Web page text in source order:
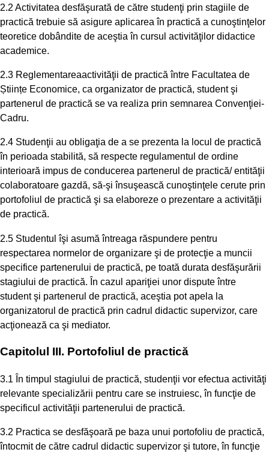
2.2 Activitatea desfăşurată de către studenţi prin stagiile de
practică trebuie să asigure aplicarea în practică a cunoştinţelor
teoretice dobândite de aceştia în cursul activităţilor didactice
academice.
2.3 Reglementareaactivităţii de practică între Facultatea de
Științe Economice, ca organizator de practică, student şi
partenerul de practică se va realiza prin semnarea Convenţiei-
Cadru.
2.4 Studenţii au obligaţia de a se prezenta la locul de practică
în perioada stabilită, să respecte regulamentul de ordine
interioară impus de conducerea partenerul de practică/ entităţii
colaboratoare gazdă, să-şi însuşească cunoştinţele cerute prin
portofoliul de practică şi sa elaboreze o prezentare a activităţii
de practică.
2.5 Studentul îşi asumă întreaga răspundere pentru
respectarea normelor de organizare şi de protecţie a muncii
specifice partenerului de practică, pe toată durata desfăşurării
stagiului de practică. În cazul apariţiei unor dispute între
student şi partenerul de practică, aceştia pot apela la
organizatorul de practică prin cadrul didactic supervizor, care
acţionează ca şi mediator.
Capitolul III. Portofoliul de practică
3.1 În timpul stagiului de practică, studenţii vor efectua activităţi
relevante specializării pentru care se instruiesc, în funcţie de
specificul activităţii partenerului de practică.
3.2 Practica se desfăşoară pe baza unui portofoliu de practică,
întocmit de către cadrul didactic supervizor şi tutore, în funcţie